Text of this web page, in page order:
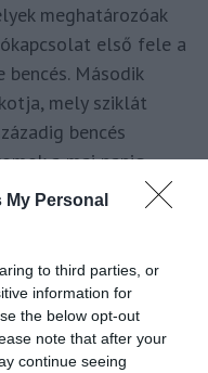
Personal
to third parties, or
information for
the below opt-out
note that after your
continue seeing
meghatározóak
első fele a
Második
mely sziklát
bencés
a mai napig
mellett. A szikla
Sziklakápolnára,
a víz évezredek
Strandfürdő